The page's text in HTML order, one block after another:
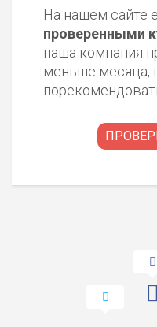
На нашем сайте
проверенными
наша компания
меньше месяца,